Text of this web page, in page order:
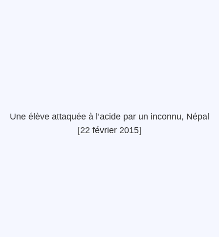
Une élève attaquée à l’acide par un inconnu, Népal
[22 février 2015]